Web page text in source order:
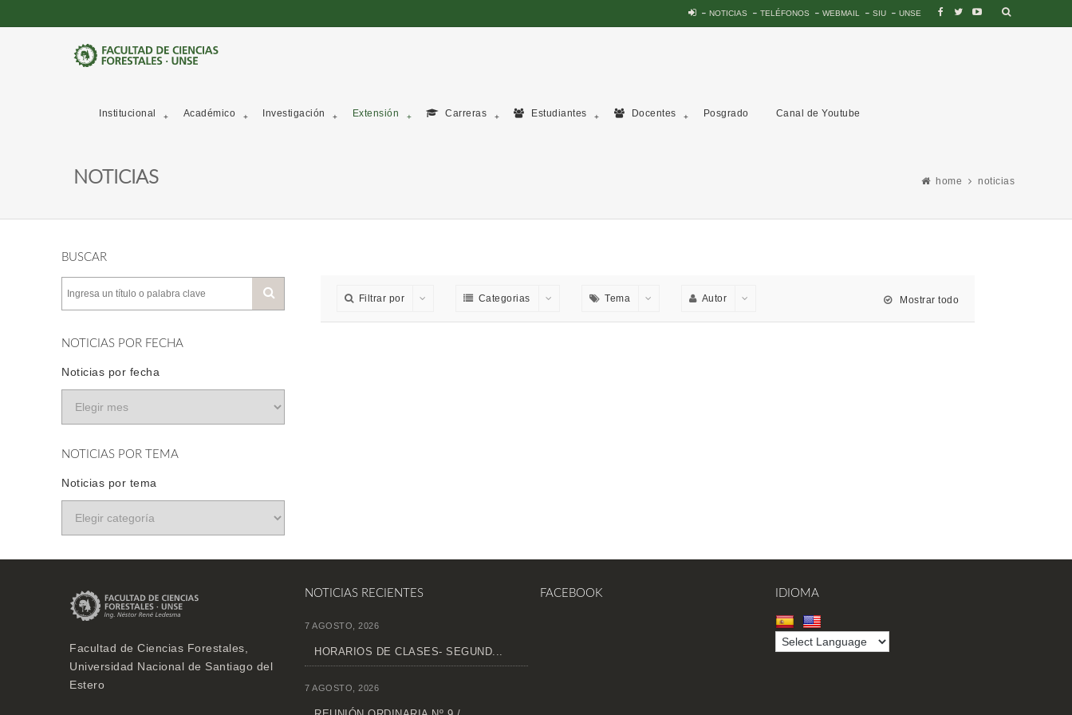
NOTICIAS TELÉFONOS WEBMAIL SIU UNSE
Institucional Académico Investigación Extensión Carreras Estudiantes Docentes Posgrado Canal de Youtube
NOTICIAS home noticias
BUSCAR
NOTICIAS POR FECHA
Noticias por fecha
NOTICIAS POR TEMA
Noticias por tema
Filtrar por Categorias Tema Autor Mostrar todo
Facultad de Ciencias Forestales,
Universidad Nacional de Santiago del
Estero
NOTICIAS RECIENTES
7 AGOSTO, 2026
HORARIOS DE CLASES- SEGUND...
7 AGOSTO, 2026
FACEBOOK IDIOMA